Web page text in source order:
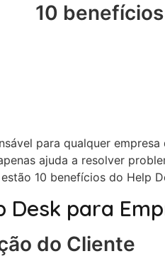
10
para qualquer
ajuda a resolver
10 benefícios do Help
Desk para
do Cliente